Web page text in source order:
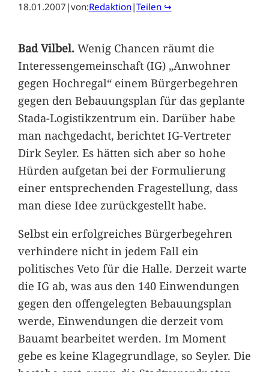
18.01.2007 |von:Redaktion|Teilen ↪
Bad Vilbel.Wenig Chancen räumt die
Interessengemeinschaft (IG) „Anwohner
gegen Hochregal“ einem Bürgerbegehren
gegen den Bebauungsplan für das geplante
Stada-Logistikzentrum ein. Darüber habe
man nachgedacht, berichtet IG-Vertreter
Dirk Seyler. Es hätten sich aber so hohe
Hürden aufgetan bei der Formulierung
einer entsprechenden Fragestellung, dass
man diese Idee zurückgestellt habe.
Selbst ein erfolgreiches Bürgerbegehren
verhindere nicht in jedem Fall ein
politisches Veto für die Halle. Derzeit warte
die IG ab, was aus den 140 Einwendungen
gegen den offengelegten Bebauungsplan
werde, Einwendungen die derzeit vom
Bauamt bearbeitet werden. Im Moment
gebe es keine Klagegrundlage, so Seyler. Die